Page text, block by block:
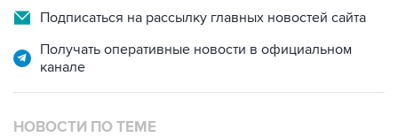
Подписаться на рассылку главных новостей сайта
Получать оперативные новости в официальном
канале
НОВОСТИ ПО ТЕМЕ